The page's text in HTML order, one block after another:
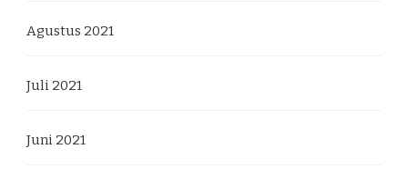
Agustus 2021
Juli 2021
Juni 2021